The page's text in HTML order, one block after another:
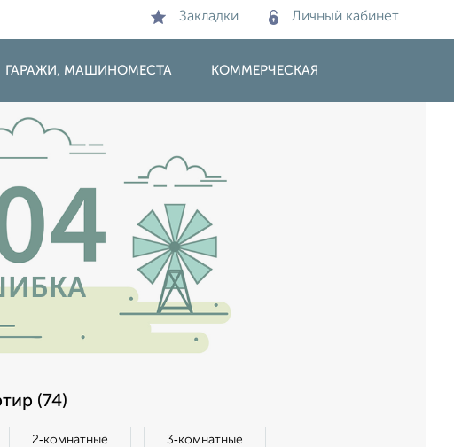
Закладки Личный кабинет
ГАРАЖИ, МАШИНОМЕСТА КОММЕРЧЕСКАЯ
(74)
2‑комнатные 3‑комнатные